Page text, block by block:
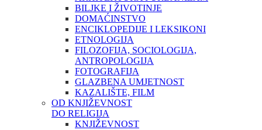
BILJKE I ŽIVOTINJE
DOMAĆINSTVO
ENCIKLOPEDIJE I LEKSIKONI
ETNOLOGIJA
FILOZOFIJA, SOCIOLOGIJA,
ANTROPOLOGIJA
FOTOGRAFIJA
GLAZBENA UMJETNOST
KAZALIŠTE, FILM
OD KNJIŽEVNOST
DO RELIGIJA
KNJIŽEVNOST